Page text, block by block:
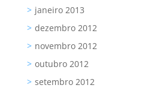
janeiro 2013
dezembro 2012
novembro 2012
outubro 2012
setembro 2012